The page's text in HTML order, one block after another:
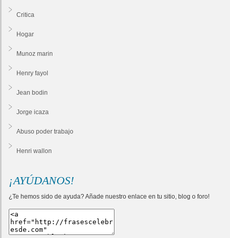
Critica
Hogar
Munoz marin
Henry fayol
Jean bodin
Jorge icaza
Abuso poder trabajo
Henri wallon
¡AYÚDANOS!
¿Te hemos sido de ayuda? Añade nuestro enlace en tu sitio, blog o foro!